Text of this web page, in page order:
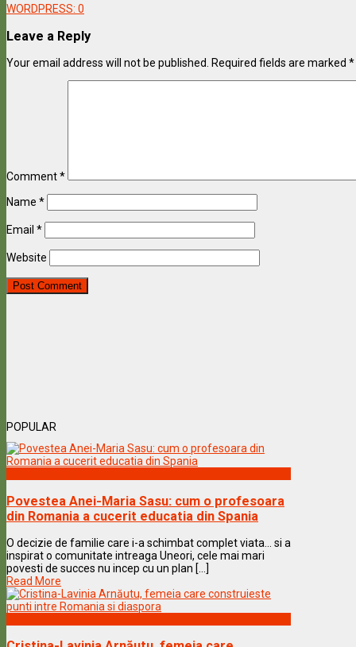
WORDPRESS: 0
Leave a Reply
Your email address will not be published. Required fields are marked *
Comment*
Name *
Email *
Website
POPULAR
Povestea Anei-Maria Sasu: cum o profesoara
din Romania a cucerit educatia din Spania
O decizie de familie care i-a schimbat complet viata… si a
inspirat o comunitate intreaga Uneori, cele mai mari
povesti de succes nu incep cu un plan [...]
Read More